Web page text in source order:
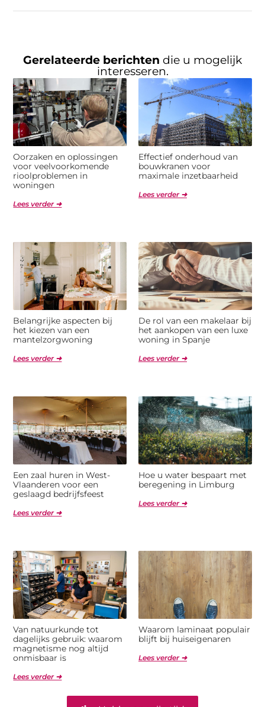
Gerelateerde berichten die u mogelijk
interesseren.
Oorzaken en oplossingen
voor veelvoorkomende
rioolproblemen in
woningen
Lees verder ➜
Effectief onderhoud van
bouwkranen voor
maximale inzetbaarheid
Lees verder ➜
Belangrijke aspecten bij
het kiezen van een
mantelzorgwoning
Lees verder ➜
De rol van een makelaar bij
het aankopen van een luxe
woning in Spanje
Lees verder ➜
Een zaal huren in West-
Vlaanderen voor een
geslaagd bedrijfsfeest
Lees verder ➜
Hoe u water bespaart met
beregening in Limburg
Lees verder ➜
Van natuurkunde tot
dagelijks gebruik: waarom
magnetisme nog altijd
onmisbaar is
Lees verder ➜
Waarom laminaat populair
blijft bij huiseigenaren
Lees verder ➜